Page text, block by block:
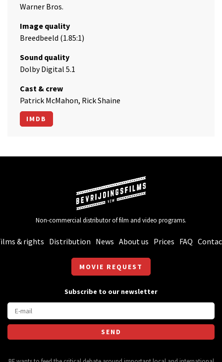
Warner Bros.
Image quality
Breedbeeld (1.85:1)
Sound quality
Dolby Digital 5.1
Cast & crew
Patrick McMahon, Rick Shaine
IMDB
Non-commercial distributor of film and video programs.
& rights Distribution News About us Prices FAQ
MOVIE REQUEST
Subscribe to our newsletter